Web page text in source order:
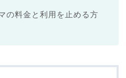
の料金と利用を止める方